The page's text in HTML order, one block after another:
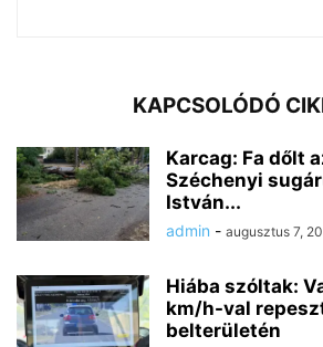
KAPCSOLÓDÓ
Karcag: Fa dőlt
Széchenyi
István...
admin - augusztus 7,
Hiába szóltak:
km/h-val
belterületén